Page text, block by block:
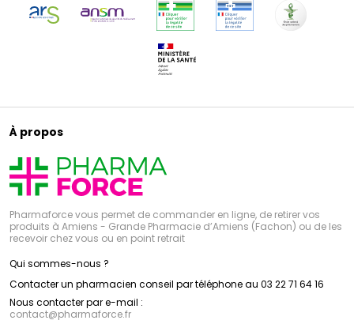
À propos
Pharmaforce vous permet de commander en ligne, de retirer vos
produits à Amiens - Grande Pharmacie d’Amiens (Fachon) ou de les
recevoir chez vous ou en point retrait
Qui sommes-nous ?
Contacter un pharmacien conseil par téléphone au 03 22 71 64 16
Nous contacter par e-mail :
contact@pharmaforce.fr